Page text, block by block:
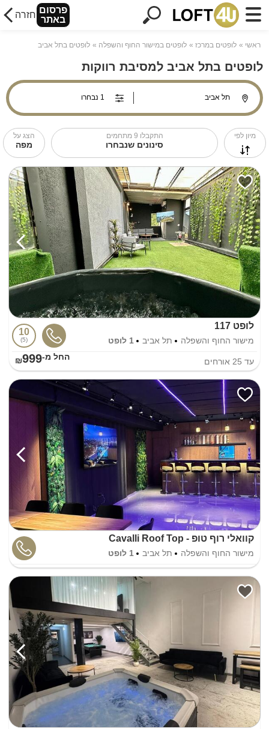
פרסום
באתר חזרה
ראשי לופטים במרכז לופטים במישור החוף והשפלה לופטים בתל אביב
לופטים בתל אביב למסיבת רווקות
מיון לפי התקבלו 9 מתחמים
סינונים שנבחרו
הצג על
מפה
לופט 117
מישור החוף והשפלה תל אביב 1 לופט
10
5
עד 25 אורחים החל מ-₪999
קוואלי רוף טופ - Cavalli Roof Top
מישור החוף והשפלה תל אביב 1 לופט